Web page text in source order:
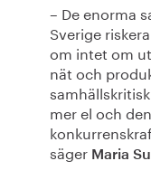
– De enorma
Sverige
om intet om
nät och
mer el och
säger Maria